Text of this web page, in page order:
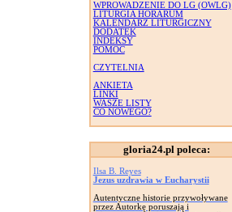
WPROWADZENIE DO LG (OWLG)
LITURGIA HORARUM
KALENDARZ LITURGICZNY
DODATEK
INDEKSY
POMOC
CZYTELNIA
ANKIETA
LINKI
WASZE LISTY
CO NOWEGO?
gloria24.pl poleca:
Ilsa B. Reyes
Jezus uzdrawia w Eucharystii
Autentyczne historie przywoływane
przez Autorkę poruszają i